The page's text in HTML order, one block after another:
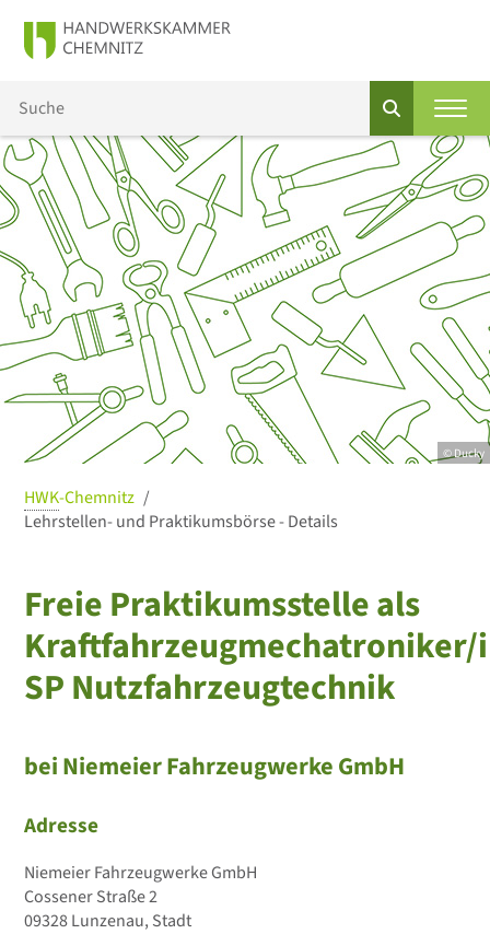
© Ducky
HWK-Chemnitz
Lehrstellen- und Praktikumsbörse - Details
Freie Praktikumsstelle als
SP Nutzfahrzeugtechnik
bei Niemeier Fahrzeugwerke GmbH
Adresse
Niemeier Fahrzeugwerke GmbH
Cossener Straße 2
09328 Lunzenau, Stadt